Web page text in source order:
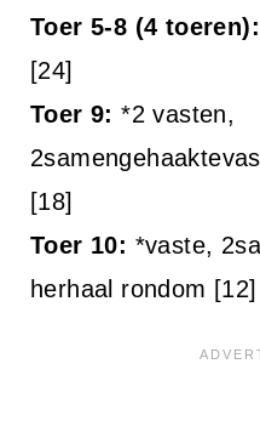
Toer 5-8 (4 toeren):
[24]
Toer 9:*2 vasten,
[18]
Toer 10: *vaste,
herhaal rondom [12]